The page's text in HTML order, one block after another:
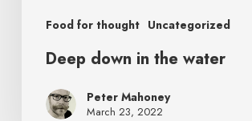
Food for thought Uncategorized
Deep down in the water
Peter Mahoney
March 23, 2022